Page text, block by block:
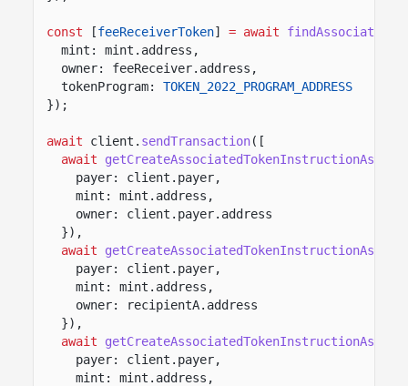
const [feeReceiverToken] = await
mint: mint.address,
owner: feeReceiver.address,
tokenProgram:
TOKEN_2022_PROGRAM_ADDRESS
});
await client. sendTransaction([
await
getCreateAssociatedTokenInstructionAsync
payer: client.payer,
mint: mint.address,
owner: client.payer.address
}),
await
getCreateAssociatedTokenInstructionAsync
payer: client.payer,
mint: mint.address,
owner: recipientA.address
}),
await
getCreateAssociatedTokenInstructionAsync
payer: client.payer,
mint: mint.address,